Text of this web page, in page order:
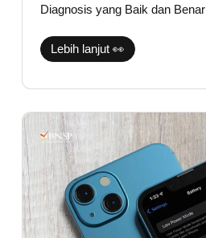
Diagnosis yang Baik dan Benar
Lebih lanjut 👀
Battery
Health
Masih
85%,
Tapi
iPhone
Cepat
Habis?
Ini
Penyebab
Sebenarnya